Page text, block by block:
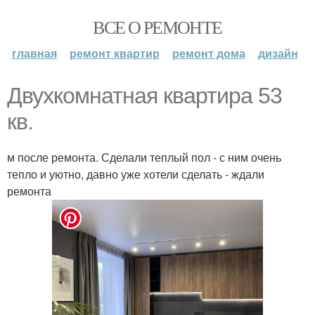
ВСЕ О РЕМОНТЕ
главная ремонт квартир ремонт дома дизайн
Двухкомнатная квартира 53
кв.
м после ремонта. Сделали теплый пол - с ним очень
тепло и уютно, давно уже хотели сделать - ждали
ремонта